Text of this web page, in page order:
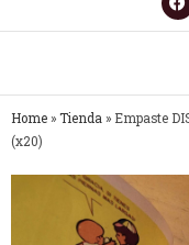
Home » Tienda » Empaste
(x20)